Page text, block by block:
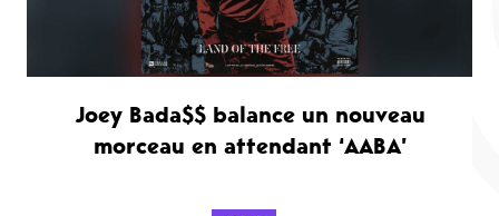
Joey Bada$$ balance un nouveau
morceau en attendant ‘AABA’